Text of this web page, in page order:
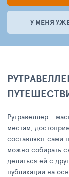
У МЕНЯ
Рутравеллер -
местам,
составляют сами
можно собирать
делиться ей с
публикации на